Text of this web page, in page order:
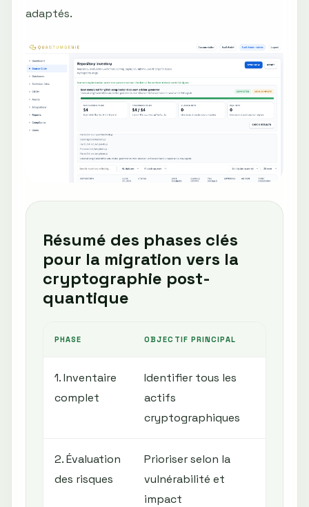
adaptés.
Résumé des phases clés
pour la migration vers la
cryptographie post-
quantique
PHASE OBJECTIF PRINCIPAL
1. Inventaire
complet
Identifier tous les
actifs
cryptographiques
2. Évaluation
des risques
Prioriser selon la
vulnérabilité et
impact